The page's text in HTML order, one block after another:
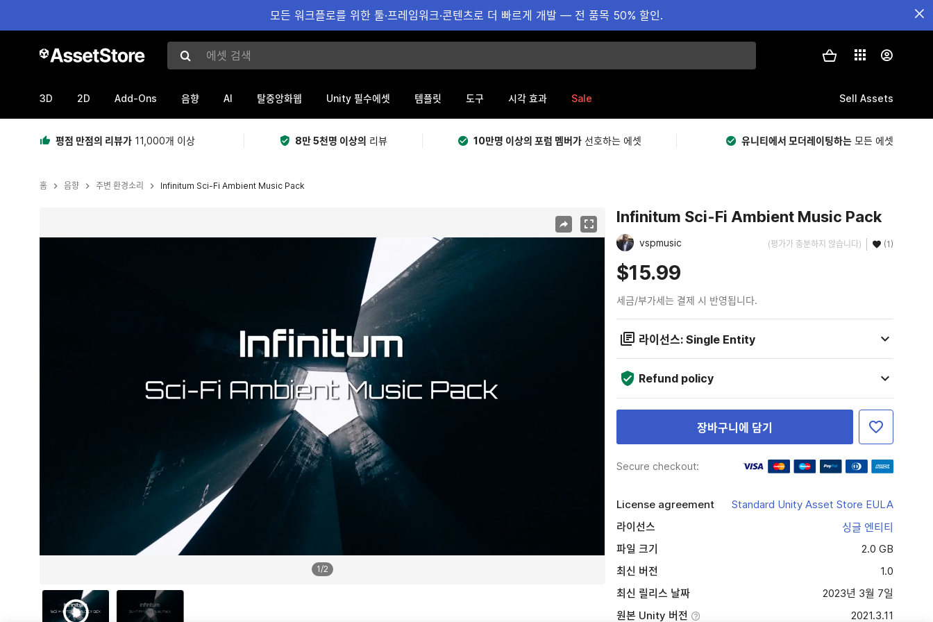
모든 워크플로를 위한 툴·프레임워크·콘텐츠로 더 빠르게 개발 — 전 품목 50% 할인.
에셋 검색
3D 2D Add-Ons 음향 AI 탈중앙화웹 Unity 필수에셋 템플릿 도구 시각 효과 Sale Sell Assets
평점 만점의 리뷰가 11,000개 이상 8만 5천명 이상의 리뷰 10만명 이상의 포럼 멤버가 선호하는 에셋 유니티에서 모더레이팅하는 모든 에셋
홈 음향 주변 환경소리 Infinitum Sci-Fi Ambient Music Pack
1/2
Infinitum Sci-Fi Ambient Music Pack
vspmusic (평가가 충분하지 않습니다) (1)
$15.99
세금/부가세는 결제 시 반영됩니다.
라이선스: Single Entity
Refund policy
장바구니에 담기
Secure checkout:
License agreement
Standard Unity Asset Store EULA
라이선스
싱글 엔티티
파일 크기
2.0 GB
최신 버전
1.0
최신 릴리스 날짜
2023년 3월 7일
원본 Unity 버전
2021.3.11